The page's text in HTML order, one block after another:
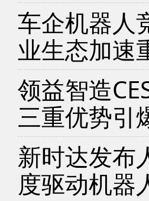
车企机器人
业生态加速
领益智造
三重优势引
新时达发布
度驱动机器